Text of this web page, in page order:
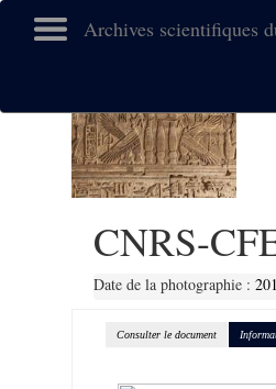
Archives scientifiques
CNRS-
Date de la photographie :
Consulter le document